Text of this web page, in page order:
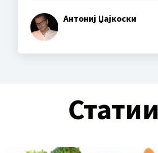
Антониј Џајкоски
Статии